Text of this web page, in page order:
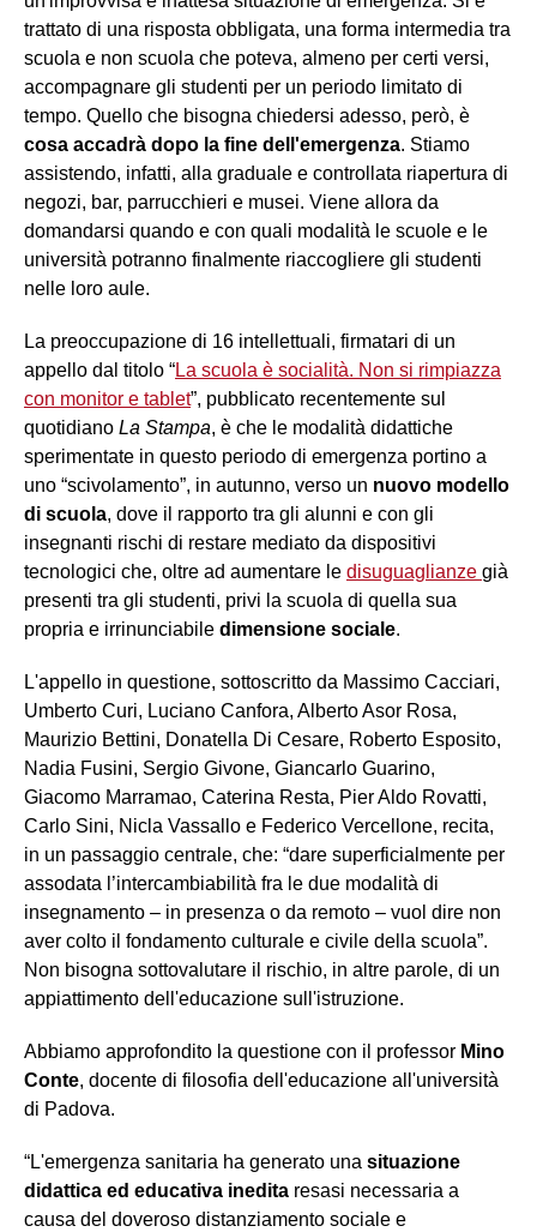
trattato di una risposta obbligata, una forma intermedia tra
scuola e non scuola che poteva, almeno per certi versi,
accompagnare gli studenti per un periodo limitato di
tempo. Quello che bisogna chiedersi adesso, però, è
cosa accadrà dopo la fine dell'emergenza. Stiamo
assistendo, infatti, alla graduale e controllata riapertura di
negozi, bar, parrucchieri e musei. Viene allora da
domandarsi quando e con quali modalità le scuole e le
università potranno finalmente riaccogliere gli studenti
nelle loro aule.
La preoccupazione di 16 intellettuali, firmatari di un
appello dal titolo “La scuola è socialità. Non si rimpiazza
con monitor e tablet”, pubblicato recentemente sul
quotidiano La Stampa, è che le modalità didattiche
sperimentate in questo periodo di emergenza portino a
uno “scivolamento”, in autunno, verso un nuovo modello
di scuola, dove il rapporto tra gli alunni e con gli
insegnanti rischi di restare mediato da dispositivi
tecnologici che, oltre ad aumentare le disuguaglianze già
presenti tra gli studenti, privi la scuola di quella sua
propria e irrinunciabile dimensione sociale.
L'appello in questione, sottoscritto da Massimo Cacciari,
Umberto Curi, Luciano Canfora, Alberto Asor Rosa,
Maurizio Bettini, Donatella Di Cesare, Roberto Esposito,
Nadia Fusini, Sergio Givone, Giancarlo Guarino,
Giacomo Marramao, Caterina Resta, Pier Aldo Rovatti,
Carlo Sini, Nicla Vassallo e Federico Vercellone, recita,
in un passaggio centrale, che: “dare superficialmente per
assodata l’intercambiabilità fra le due modalità di
insegnamento – in presenza o da remoto – vuol dire non
aver colto il fondamento culturale e civile della scuola”.
Non bisogna sottovalutare il rischio, in altre parole, di un
appiattimento dell'educazione sull'istruzione.
Abbiamo approfondito la questione con il professor Mino
Conte, docente di filosofia dell'educazione all'università
di Padova.
“L'emergenza sanitaria ha generato una situazione
didattica ed educativa inedita resasi necessaria a
causa del doveroso distanziamento sociale e